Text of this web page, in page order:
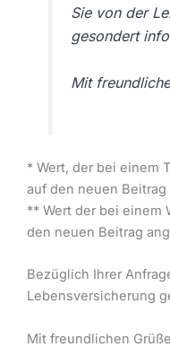
Sie von der
gesondert
Mit
* Wert, der bei einem
auf den neuen
** Wert der bei einem
den neuen Beitrag
Bezüglich Ihrer
Lebensversicherung
Mit freundlichen